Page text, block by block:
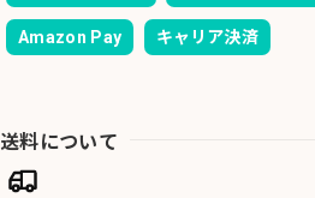
Amazon Pay キャリア決済
送料について